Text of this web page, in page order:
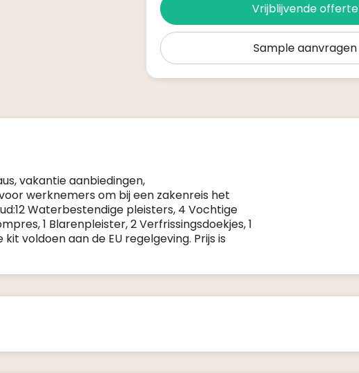
Vrijblijvende offerte
Sample aanvragen
vakantie aanbiedingen,
werknemers om bij een zakenreis het
Waterbestendige pleisters, 4 Vochtige
1 Blarenpleister, 2 Verfrissingsdoekjes, 1
voldoen aan de EU regelgeving. Prijs is